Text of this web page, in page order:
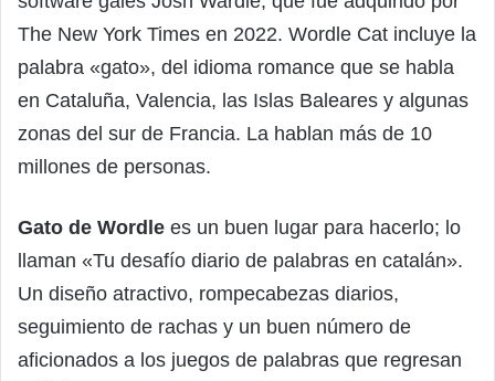
The New York Times en 2022. Wordle Cat incluye la
palabra «gato», del idioma romance que se habla
en Cataluña, Valencia, las Islas Baleares y algunas
zonas del sur de Francia. La hablan más de 10
millones de personas.
Gato de Wordle es un buen lugar para hacerlo; lo
llaman «Tu desafío diario de palabras en catalán».
Un diseño atractivo, rompecabezas diarios,
seguimiento de rachas y un buen número de
aficionados a los juegos de palabras que regresan